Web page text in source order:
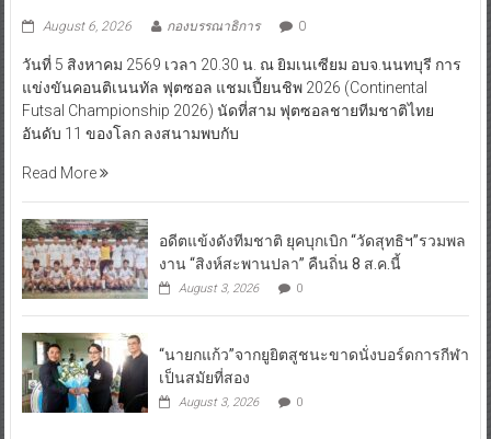
August 6, 2026 กองบรรณาธิการ 0
วันที่ 5 สิงหาคม 2569 เวลา 20.30 น. ณ ยิมเนเซียม อบจ.นนทบุรี การ
แข่งขันคอนติเนนทัล ฟุตซอล แชมเปี้ยนชิพ 2026 (Continental
Futsal Championship 2026) นัดที่สาม ฟุตซอลชายทีมชาติไทย
อันดับ 11 ของโลก ลงสนามพบกับ
Read More
อดีตแข้งดังทีมชาติ ยุคบุกเบิก “วัดสุทธิฯ”รวมพล
งาน “สิงห์สะพานปลา” คืนถิ่น 8 ส.ค.นี้
August 3, 2026 0
“นายกแก้ว”จากยูยิตสูชนะขาดนั่งบอร์ดการกีฬา
เป็นสมัยที่สอง
August 3, 2026 0